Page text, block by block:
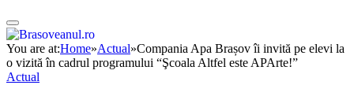
You are at:Home»Actual»Compania Apa Brașov îi invită pe elevi la
o vizită în cadrul programului “Şcoala Altfel este APArte!”
Actual